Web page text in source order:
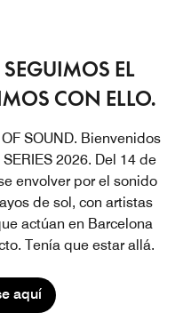
EL
CON ELLO.
SOUND. Bienvenidos
2026. Del 14 de
envolver por el sonido
de sol, con artistas
actúan en Barcelona
Tenía que estar allá.
aquí